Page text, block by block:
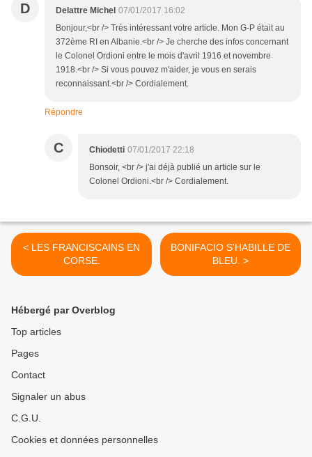
D Delattre Michel 07/01/2017 16:02
Bonjour,<br /> Très intéressant votre article. Mon G-P était au
372ème RI en Albanie.<br /> Je cherche des infos concernant
le Colonel Ordioni entre le mois d'avril 1916 et novembre
1918.<br /> Si vous pouvez m'aider, je vous en serais
reconnaissant.<br /> Cordialement.
Répondre
C Chiodetti 07/01/2017 22:18
Bonsoir, <br /> j'ai déjà publié un article sur le
Colonel Ordioni.<br /> Cordialement.
< LES FRANCISCAINS EN
CORSE.
BONIFACIO S'HABILLE DE
BLEU. >
Hébergé par Overblog
Top articles
Pages
Contact
Signaler un abus
C.G.U.
Cookies et données personnelles